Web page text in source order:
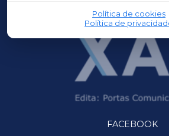
Política de cookies
Política de
FACEBOOK